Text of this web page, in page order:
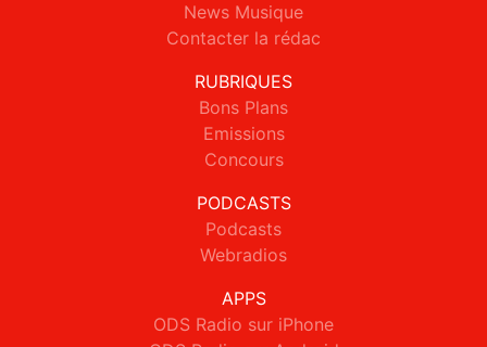
News Musique
Contacter la rédac
RUBRIQUES
Bons Plans
Emissions
Concours
PODCASTS
Podcasts
Webradios
APPS
ODS Radio sur iPhone